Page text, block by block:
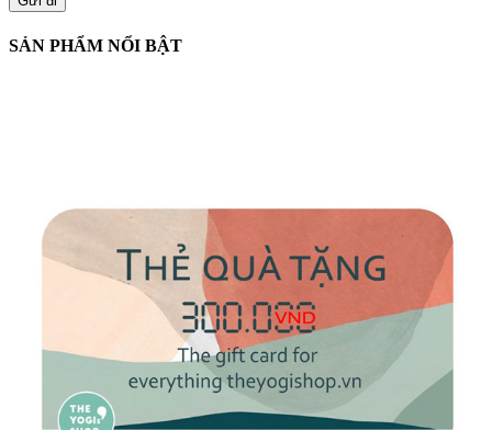
SẢN PHẨM NỔI BẬT